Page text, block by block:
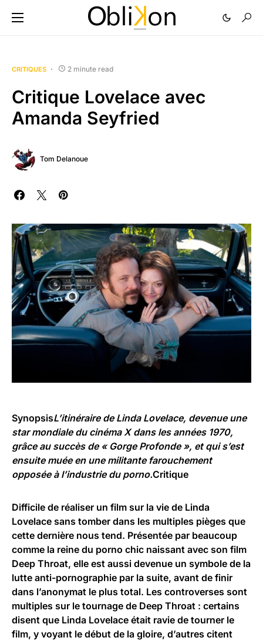
CRITIQUES 2 minute read
Critique Lovelace avec
Amanda Seyfried
Tom Delanoue
SynopsisL’itinéraire de Linda Lovelace, devenue une
star mondiale du cinéma X dans les années 1970,
grâce au succès de « Gorge Profonde », et qui s’est
ensuite muée en une militante farouchement
opposée à l’industrie du porno.Critique
Difficile de réaliser un film sur la vie de Linda
Lovelace sans tomber dans les multiples pièges que
cette dernière nous tend. Présentée par beaucoup
comme la reine du porno chic naissant avec son film
Deep Throat, elle est aussi devenue un symbole de la
lutte anti-pornographie par la suite, avant de finir
dans l’anonymat le plus total. Les controverses sont
multiples sur le tournage de Deep Throat : certains
disent que Linda Lovelace était ravie de tourner le
film, y voyant le début de la gloire, d’autres citent